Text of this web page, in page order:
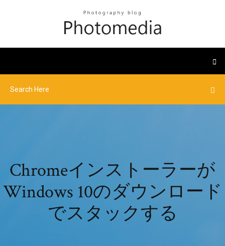
Chromeインストーラーが
Windows 10のダウンロード
でスタックする